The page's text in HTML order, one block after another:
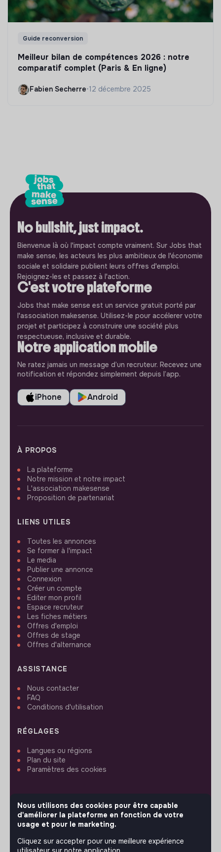
Guide reconversion
Meilleur bilan de compétences 2026 : notre
comparatif complet (Paris & En ligne)
Fabien Secherre•12 décembre 2025
No bullshit, just impact.
Bienvenue là où l'impact compte vraiment. Sur Jobs that
make sense, les acteurs les plus ambitieux de l'économie
sociale et solidaire publient leurs offres d'emploi.
Rejoignez-les et passez à l'action.
C'est votre plateforme
Jobs that make sense est un service gratuit porté par
l'association makesense. Utilisez-le pour accélerer votre
projet et participez à construire une société plus
respectueuse, inclusive et durable.
Notre application mobile
Ne ratez jamais un message d’un recruteur. Recevez une
notification et répondez simplement depuis l’app.
iPhone Android
À PROPOS
La plateforme
Notre mission et notre impact
L'association makesense
Proposition de partenariat
LIENS UTILES
Toutes les annonces
Se former à l'impact
Le media
Publier une annonce
Connexion
Créer un compte
Editer mon profil
Espace recruteur
Les fiches métiers
Offres d'emploi
Offres de stage
Offres d'alternance
ASSISTANCE
Nous contacter
FAQ
Conditions d'utilisation
RÉGLAGES
Langues ou régions
Plan du site
Paramètres des cookies
SUIVEZ-NOUS
Nous utilisons des cookies pour être capable
d'améliorer la plateforme en fonction de votre
usage et pour le marketing.
Cliquez sur accepter pour une meilleure expérience